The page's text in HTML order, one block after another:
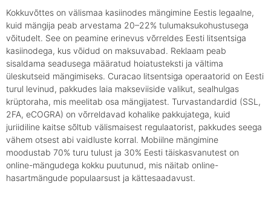
Kokkuvõttes on välismaa kasiinodes mängimine Eestis legaalne,
kuid mängija peab arvestama 20–22% tulumaksukohustusega
võitudelt. See on peamine erinevus võrreldes Eesti litsentsiga
kasiinodega, kus võidud on maksuvabad. Reklaam peab
sisaldama seadusega määratud hoiatusteksti ja vältima
üleskutseid mängimiseks. Curacao litsentsiga operaatorid on Eesti
turul levinud, pakkudes laia makseviiside valikut, sealhulgas
krüptoraha, mis meelitab osa mängijatest. Turvastandardid (SSL,
2FA, eCOGRA) on võrreldavad kohalike pakkujatega, kuid
juriidiline kaitse sõltub välismaisest regulaatorist, pakkudes seega
vähem otsest abi vaidluste korral. Mobiilne mängimine
moodustab 70% turu tulust ja 30% Eesti täiskasvanutest on
online-mängudega kokku puutunud, mis näitab online-
hasartmängude populaarsust ja kättesaadavust.